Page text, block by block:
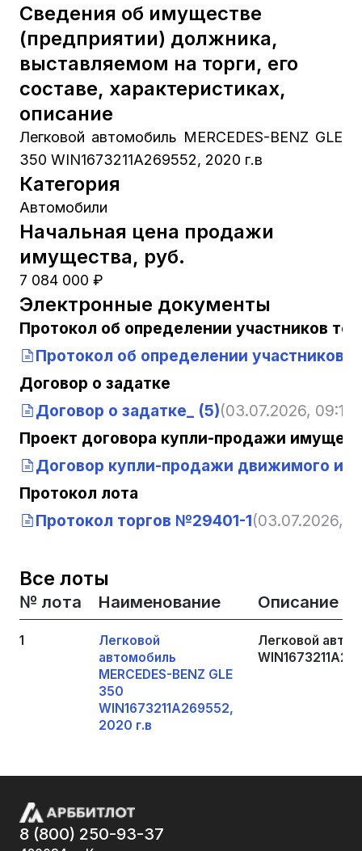
Сведения об имуществе
(предприятии) должника,
выставляемом на торги, его
составе, характеристиках,
описание
Легковой автомобиль MERCEDES-BENZ GLE
350 WIN1673211A269552, 2020 г.в
Категория
Автомобили
Начальная цена продажи
имущества, руб.
7 084 000 ₽
Электронные документы
Протокол об определении участников
Протокол об определении участников
Договор о задатке
Договор о задатке_ (5)(03.07.2026,
Проект договора купли-продажи
Договор купли-продажи движимого
Протокол лота
Протокол торгов №29401-1(03.07.2026,
Все лоты
№ лота Наименование Описание
1
Легковой
автомобиль
MERCEDES-BENZ GLE
350
WIN1673211A269552,
2020 г.в
Легковой
8 (800) 250-93-37